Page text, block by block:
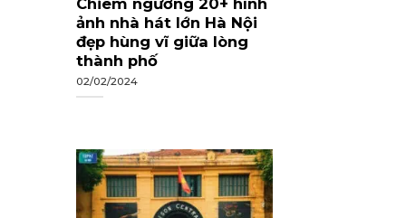
ảnh nhà hát lớn Hà Nội
đẹp hùng vĩ giữa lòng
thành phố
02/02/2024